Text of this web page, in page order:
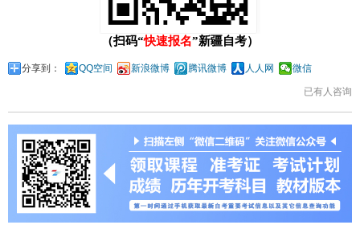
（扫码“快速报名”新疆自考）
分享到： QQ空间 新浪微博 腾讯微博 人人网 微信
已有 人咨询